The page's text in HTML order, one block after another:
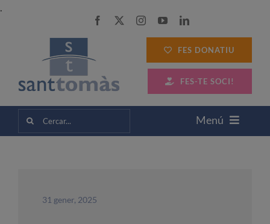
.
FES DONATIU
FES-TE SOCI!
Cerca
…
Menú
31 gener, 2025